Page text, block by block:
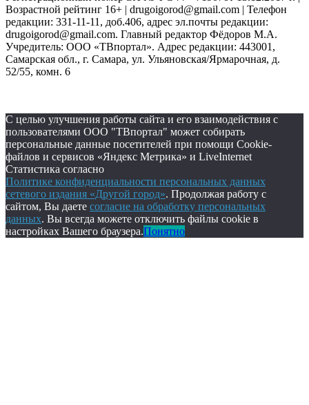
Возрастной рейтинг 16+ | drugoigorod@gmail.com | Телефон
редакции: 331-11-11, доб.406, адрес эл.почты редакции:
drugoigorod@gmail.com. Главный редактор Фёдоров М.А.
Учредитель: ООО «ТВпортал». Адрес редакции: 443001,
Самарская обл., г. Самара, ул. Ульяновская/Ярмарочная, д.
52/55, комн. 6
С целью улучшения работы сайта и его взаимодействия с
пользователями ООО "ТВпортал" может собирать
персональные данные посетителей при помощи Cookie-
файлов и сервисов «Яндекс Метрика» и LiveInternet
Статистика согласно
Политике конфиденциальности персональных данных
сетевого издания «Другой город». Продолжая работу с
сайтом, Вы даете согласие на обработку персональных
данных. Вы всегда можете отключить файлы cookie в
настройках Вашего браузера.Понятно